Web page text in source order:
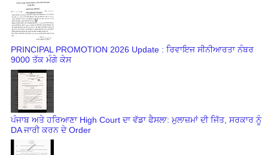
PRINCIPAL PROMOTION 2026 Update : ਰਿਵਾਇਜ ਸੀਨੀਆਰਤਾ ਨੰਬਰ
9000 ਤੱਕ ਮੰਗੇ ਕੇਸ
ਪੰਜਾਬ ਅਤੇ ਹਰਿਆਣਾ High Court ਦਾ ਵੱਡਾ ਫੈਸਲਾ: ਮੁਲਾਜ਼ਮਾਂ ਦੀ ਜਿੱਤ, ਸਰਕਾਰ ਨੂੰ
DA ਜਾਰੀ ਕਰਨ ਦੇ Order